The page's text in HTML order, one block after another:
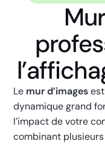
Le mur d’images
dynamique grand
l’impact de votre
combinant